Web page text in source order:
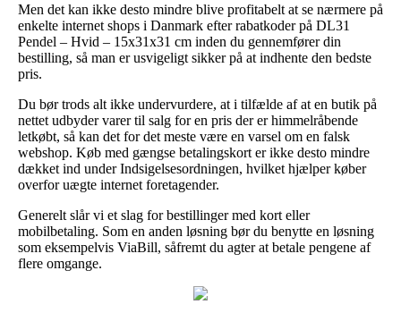
Men det kan ikke desto mindre blive profitabelt at se nærmere på
enkelte internet shops i Danmark efter rabatkoder på DL31
Pendel – Hvid – 15x31x31 cm inden du gennemfører din
bestilling, så man er usvigeligt sikker på at indhente den bedste
pris.
Du bør trods alt ikke undervurdere, at i tilfælde af at en butik på
nettet udbyder varer til salg for en pris der er himmelråbende
letkøbt, så kan det for det meste være en varsel om en falsk
webshop. Køb med gængse betalingskort er ikke desto mindre
dækket ind under Indsigelsesordningen, hvilket hjælper køber
overfor uægte internet foretagender.
Generelt slår vi et slag for bestillinger med kort eller
mobilbetaling. Som en anden løsning bør du benytte en løsning
som eksempelvis ViaBill, såfremt du agter at betale pengene af
flere omgange.